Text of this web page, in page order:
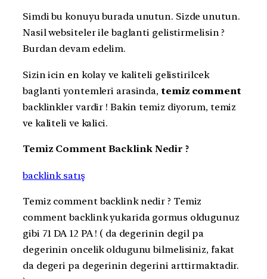
Simdi bu konuyu burada unutun. Sizde unutun.
Nasil websiteler ile baglanti gelistirmelisin ?
Burdan devam edelim.
Sizin icin en kolay ve kaliteli gelistirilcek
baglanti yontemleri arasinda, temiz comment
backlinkler vardir ! Bakin temiz diyorum, temiz
ve kaliteli ve kalici.
Temiz Comment Backlink Nedir ?
backlink satış
Temiz comment backlink nedir ? Temiz
comment backlink yukarida gormus oldugunuz
gibi 71 DA 12 PA ! ( da degerinin degil pa
degerinin oncelik oldugunu bilmelisiniz, fakat
da degeri pa degerinin degerini arttirmaktadir.